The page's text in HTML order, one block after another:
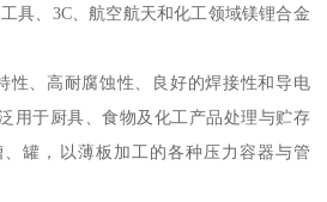
具、3C、航空航天和化工领域镁锂合金
性、高耐腐蚀性、良好的焊接性和导电
用于厨具、食物及化工产品处理与贮存
罐，以薄板加工的各种压力容器与管